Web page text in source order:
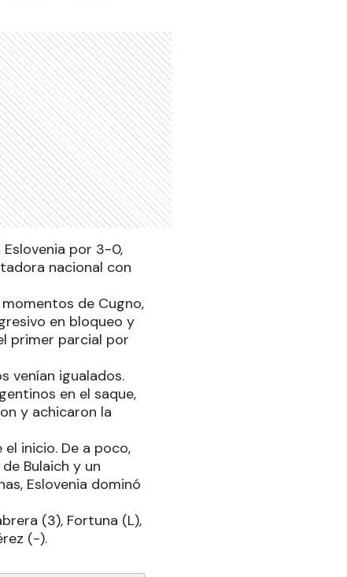
por 3-0,
nacional con
de Cugno,
en bloqueo y
primer parcial por
venían igualados.
en el saque,
y achicaron la
inicio. De a poco,
Bulaich y un
Eslovenia dominó
(3), Fortuna (L),
(-).